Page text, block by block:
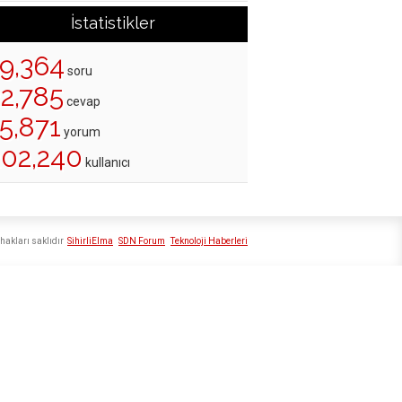
İstatistikler
soru
cevap
yorum
kullanıcı
SihirliElma SDN Forum Teknoloji Haberleri
saklıdır